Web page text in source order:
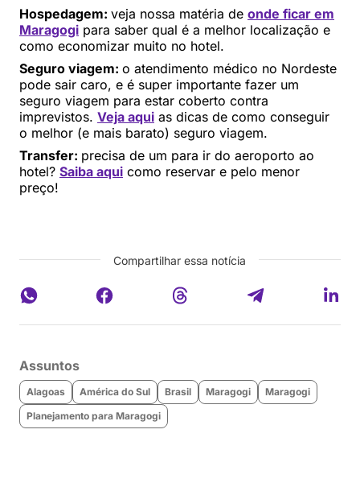
Hospedagem: veja nossa matéria de onde ficar em
Maragogi para saber qual é a melhor localização e
como economizar muito no hotel.
Seguro viagem: o atendimento médico no Nordeste
pode sair caro, e é super importante fazer um
seguro viagem para estar coberto contra
imprevistos. Veja aqui as dicas de como conseguir
o melhor (e mais barato) seguro viagem.
Transfer: precisa de um para ir do aeroporto ao
hotel? Saiba aqui como reservar e pelo menor
preço!
Compartilhar essa notícia
Assuntos
Alagoas América do Sul Brasil Maragogi
Maragogi
Planejamento para Maragogi